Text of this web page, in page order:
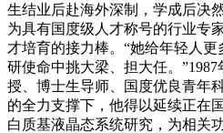
生结业后赴海外深制，学成后决
为具有国度级人才称号的行业专
才培育的接力棒。“她给年轻人
研使命中挑大梁、担大任。
授、博士生导师、国度优良青年
的全力支撑下，他得以延续正在
白质基液晶态系统研究，为相关